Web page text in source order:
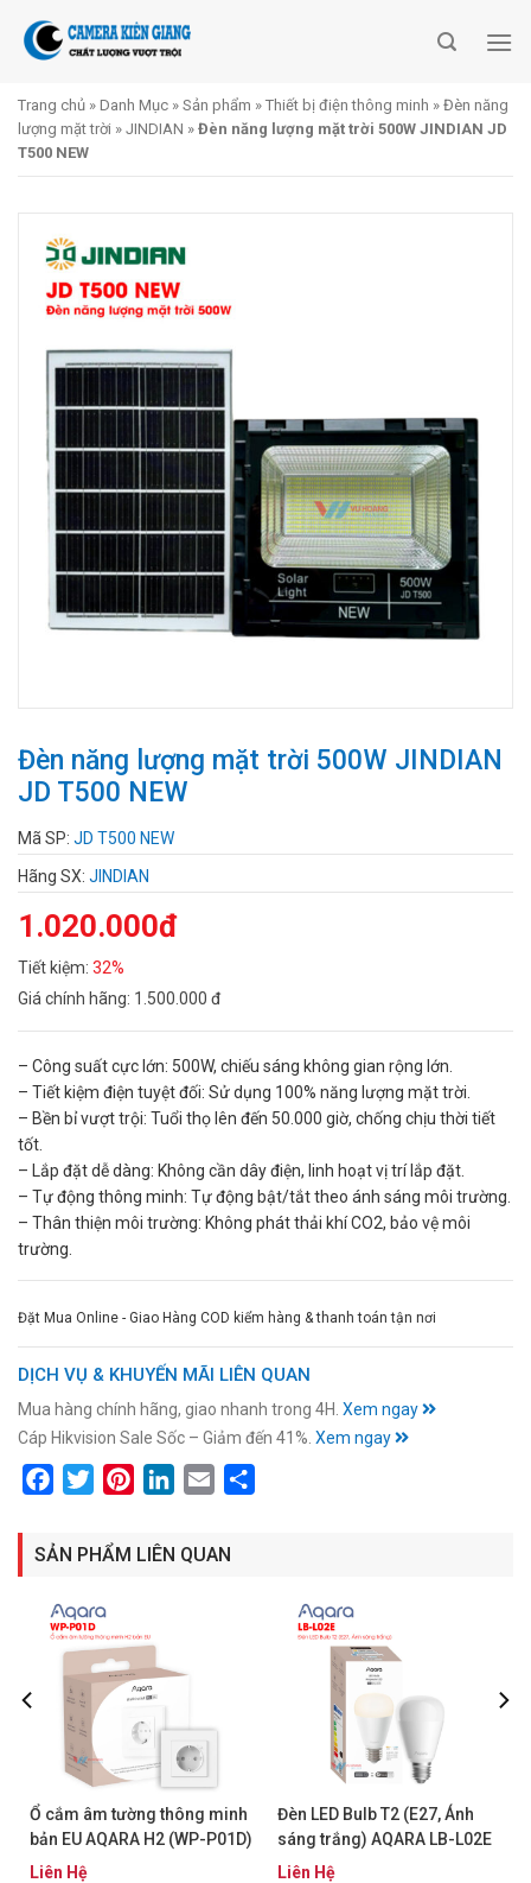
Trang chủ » Danh Mục » Sản phẩm » Thiết bị điện thông minh » Đèn năng
lượng mặt trời » JINDIAN » Đèn năng lượng mặt trời 500W JINDIAN JD
T500 NEW
Đèn năng lượng mặt trời 500W JINDIAN
JD T500 NEW
Mã SP: JD T500 NEW
Hãng SX: JINDIAN
1.020.000đ
Tiết kiệm: 32%
Giá chính hãng: 1.500.000 đ
– Công suất cực lớn: 500W, chiếu sáng không gian rộng lớn.
– Tiết kiệm điện tuyệt đối: Sử dụng 100% năng lượng mặt trời.
– Bền bỉ vượt trội: Tuổi thọ lên đến 50.000 giờ, chống chịu thời tiết
tốt.
– Lắp đặt dễ dàng: Không cần dây điện, linh hoạt vị trí lắp đặt.
– Tự động thông minh: Tự động bật/tắt theo ánh sáng môi trường.
– Thân thiện môi trường: Không phát thải khí CO2, bảo vệ môi
trường.
Đặt Mua Online - Giao Hàng COD kiểm hàng & thanh toán tận nơi
DỊCH VỤ & KHUYẾN MÃI LIÊN QUAN
Mua hàng chính hãng, giao nhanh trong 4H. Xem ngay
Cáp Hikvision Sale Sốc – Giảm đến 41%. Xem ngay
FacebookTwitterPinterestLinkedIn
Email
SẢN PHẨM LIÊN QUAN
Ổ cắm âm tường thông minh
bản EU AQARA H2 (WP-P01D)
Liên Hệ
Đèn LED Bulb T2 (E27, Ánh
sáng trắng) AQARA LB-L02E
Liên Hệ